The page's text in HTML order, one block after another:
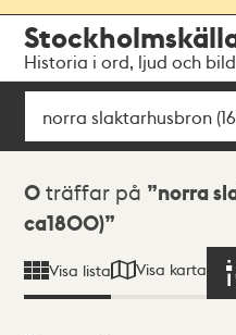
navigationen
huvudinnehållet
Historia i ord, ljud och bild
Sök
Sökresultat
0 träffar på
norra
ca1800)
Visa lista Visa karta